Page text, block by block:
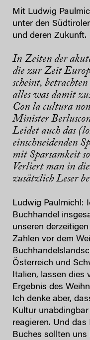
Mit Ludwig
unter den
und deren Zukunft.
In Zeiten der
die zur Zeit
scheint,
alles was damit
Con la cultura
Minister
Leidet auch das
einschneidenden
mit Sparsamkeit
Verliert man in
zusätzlich Leser
Ludwig Paulmichl:
Buchhandel
unseren
Zahlen vor dem
Österreich und
Italien, lassen dies
Ergebnis des
Ich denke aber,
Kultur
reagieren. Und
Buches sollten uns